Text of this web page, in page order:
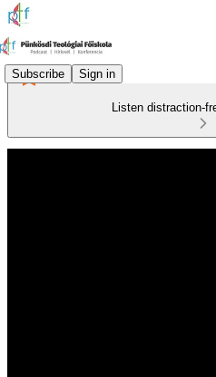
Subscribe Sign in
Listen distraction-